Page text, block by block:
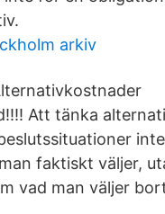
arkiv
Att tänka
faktiskt väljer,
vad man väljer